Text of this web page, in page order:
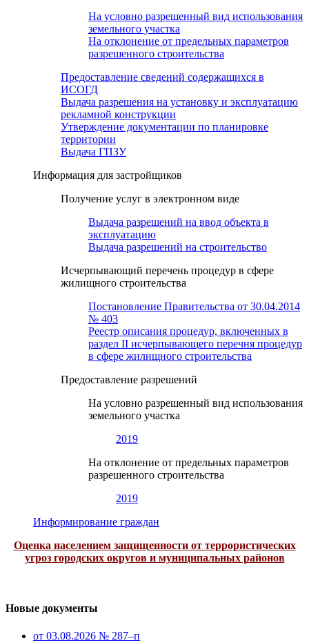
На условно разрешенный вид использования
земельного участка
На отклонение от предельных параметров
разрешенного строительства
Предоставление сведений содержащихся в
ИСОГД
Выдача разрешения на установку и эксплуатацию
рекламной конструкции
Утверждение документации по планировке
территории
Выдача ГПЗУ
Информация для застройщиков
Получение услуг в электронном виде
Выдача разрешений на ввод объекта в
эксплуатацию
Выдача разрешений на строительство
Исчерпывающий перечень процедур в сфере
жилищного строительства
Постановление Правительства от 30.04.2014
№ 403
Реестр описания процедур, включенных в
раздел II исчерпывающего перечня процедур
в сфере жилищного строительства
Предоставление разрешений
На условно разрешенный вид использования
земельного участка
2019
На отклонение от предельных параметров
разрешенного строительства
2019
Информирование граждан
Оценка населением защищенности от террористических
угроз городских округов и муниципальных районов
Новые документы
от 03.08.2026 № 287–п